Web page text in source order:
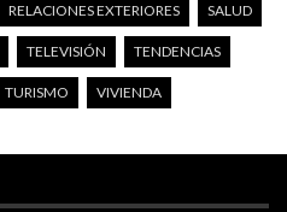
RELACIONES EXTERIORES SALUD
TELEVISIÓN TENDENCIAS
TURISMO VIVIENDA